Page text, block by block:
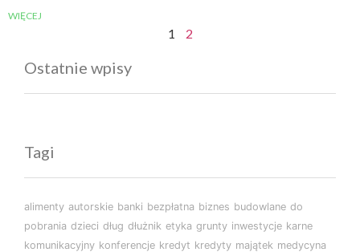
WIĘCEJ
1 2
Ostatnie wpisy
Tagi
alimenty autorskie banki bezpłatna biznes budowlane do
pobrania dzieci dług dłużnik etyka grunty inwestycje karne
komunikacyjny konferencje kredyt kredyty majątek medycyna